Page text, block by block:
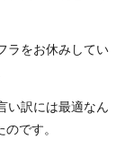
ラをお休みしてい
い訳には最適なん
です。